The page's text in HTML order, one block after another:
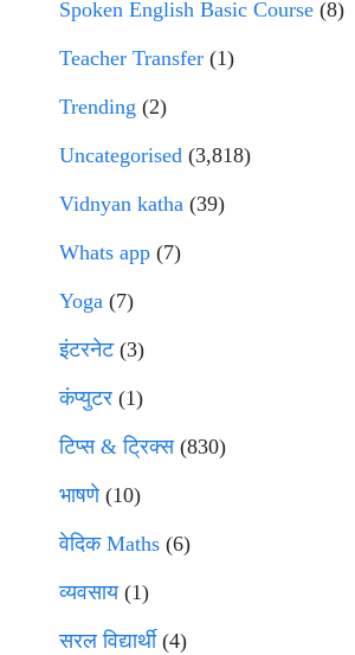
Spoken English Basic Course (8)
Teacher Transfer (1)
Trending (2)
Uncategorised (3,818)
Vidnyan katha (39)
Whats app (7)
Yoga (7)
इंटरनेट(3)
कंप्युटर (1)
टिप्स & ट्रिक्स(830)
भाषणे(10)
वेदिक Maths (6)
व्यवसाय(1)
सरल विद्यार्थी(4)